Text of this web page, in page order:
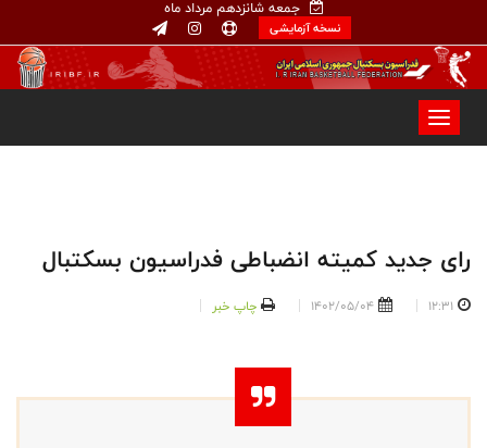
جمعه شانزدهم مرداد ماه
نسخه آزمایشی
رای جدید کمیته انضباطی فدراسیون بسکتبال
12:31
1402/05/04 چاپ خبر